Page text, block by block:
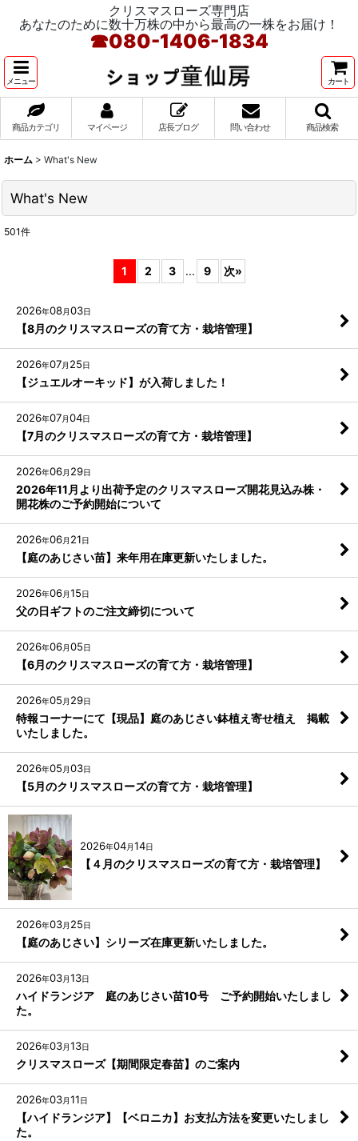
クリスマスローズ専門店
あなたのために数十万株の中から最高の一株をお届け！
☎080-1406-1834
メニュー カート
商品カテゴリ マイページ 店長ブログ 問い合わせ 商品検索
ホーム > What's New
What's New
501件
1 2 3 ... 9 次»
2026年08月03日
【8月のクリスマスローズの育て方・栽培管理】
2026年07月 25日
【ジュエルオーキッド】が入荷しました！
2026年07月04日
【7月のクリスマスローズの育て方・栽培管理】
2026年06月 29日
2026年11月より出荷予定のクリスマスローズ開花見込み株・
開花株のご予約開始について
2026年06月 21日
【庭のあじさい苗】来年用在庫更新いたしました。
2026年06月15日
父の日ギフトのご注文締切について
2026年06月05日
【6月のクリスマスローズの育て方・栽培管理】
2026年05 月 29日
特報コーナーにて【現品】庭のあじさい鉢植え寄せ植え 掲載
いたしました。
2026年05 月03日
【5月のクリスマスローズの育て方・栽培管理】
2026年04月14日
【４月のクリスマスローズの育て方・栽培管理】
2026年03月 25日
【庭のあじさい】シリーズ在庫更新いたしました。
2026年03月13日
ハイドランジア 庭のあじさい苗10号 ご予約開始いたしまし
た。
2026年03月13日
クリスマスローズ【期間限定春苗】のご案内
2026年03月11日
【ハイドランジア】【ベロニカ】お支払方法を変更いたしまし
た。